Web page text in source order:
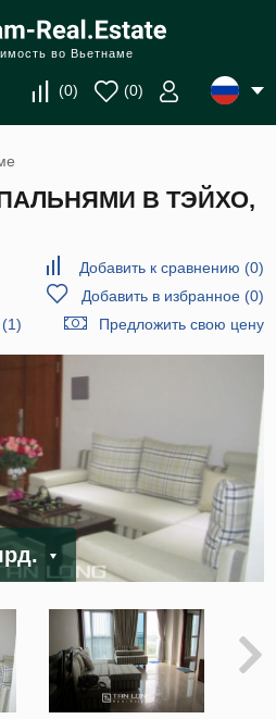
во Вьетнаме
(0) (0)
В ТЭЙХО,
Добавить к сравнению (0)
Добавить в избранное(0)
Предложить свою цену